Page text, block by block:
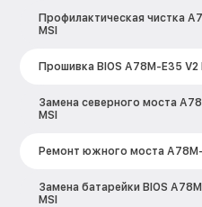
Профилактическая чистка
MSI
Прошивка BIOS A78M-E35 V2
Замена северного моста
MSI
Ремонт южного моста A78M-
Замена батарейки BIOS
MSI